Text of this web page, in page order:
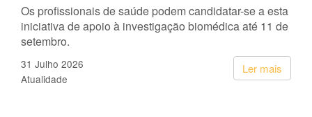
Os profissionais de saúde podem candidatar-se a esta
iniciativa de apoio à investigação biomédica até 11 de
setembro.
Ler mais
31 Julho 2026
Atualidade